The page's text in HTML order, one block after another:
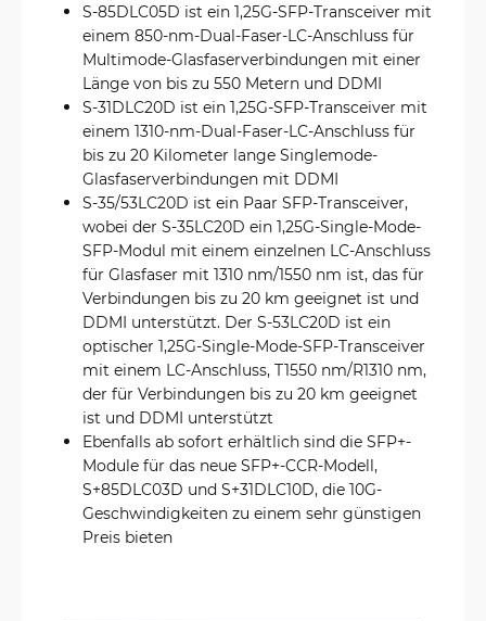
S-85DLC05D ist ein 1,25G-SFP-Transceiver mit
einem 850-nm-Dual-Faser-LC-Anschluss für
Multimode-Glasfaserverbindungen mit einer
Länge von bis zu 550 Metern und DDMI
S-31DLC20D ist ein 1,25G-SFP-Transceiver mit
einem 1310-nm-Dual-Faser-LC-Anschluss für
bis zu 20 Kilometer lange Singlemode-
Glasfaserverbindungen mit DDMI
S-35/53LC20D ist ein Paar SFP-Transceiver,
wobei der S-35LC20D ein 1,25G-Single-Mode-
SFP-Modul mit einem einzelnen LC-Anschluss
für Glasfaser mit 1310 nm/1550 nm ist, das für
Verbindungen bis zu 20 km geeignet ist und
DDMI unterstützt. Der S-53LC20D ist ein
optischer 1,25G-Single-Mode-SFP-Transceiver
mit einem LC-Anschluss, T1550 nm/R1310 nm,
der für Verbindungen bis zu 20 km geeignet
ist und DDMI unterstützt
Ebenfalls ab sofort erhältlich sind die SFP+-
Module für das neue SFP+-CCR-Modell,
S+85DLC03D und S+31DLC10D, die 10G-
Geschwindigkeiten zu einem sehr günstigen
Preis bieten